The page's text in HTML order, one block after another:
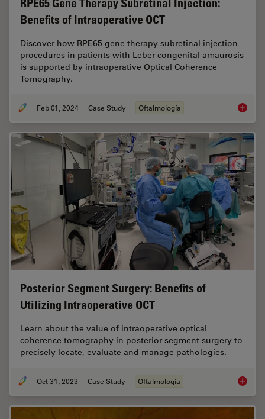
RPE65 Gene Therapy Subretinal Injection:
Benefits of Intraoperative OCT
Discover how RPE65 gene therapy subretinal injection
procedures in patients with Leber congenital amaurosis
is supported by intraoperative Optical Coherence
Tomography.
Feb 01, 2024 Case Study Oftalmología RPE65
Posterior Segment Surgery: Benefits of
Utilizing Intraoperative OCT
Learn about the value of intraoperative optical
coherence tomography in posterior segment surgery to
precisely locate, evaluate and manage pathologies.
Oct 31, 2023 Case Study Oftalmología